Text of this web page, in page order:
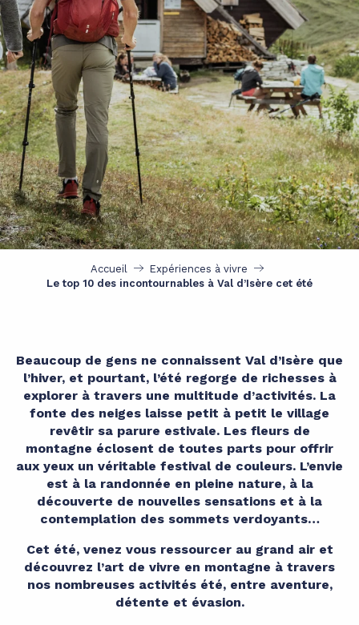
Accueil
Expériences à vivre
Le top 10 des incontournables à Val d’Isère cet été
Beaucoup de gens ne connaissent Val d’Isère que
l’hiver, et pourtant, l’été regorge de richesses à
explorer à travers une multitude d’activités. La
fonte des neiges laisse petit à petit le village
revêtir sa parure estivale. Les fleurs de
montagne éclosent de toutes parts pour offrir
aux yeux un véritable festival de couleurs. L’envie
est à la randonnée en pleine nature, à la
découverte de nouvelles sensations et à la
contemplation des sommets verdoyants…
Cet été, venez vous ressourcer au grand air et
découvrez l’art de vivre en montagne à travers
nos nombreuses activités été, entre aventure,
détente et évasion.